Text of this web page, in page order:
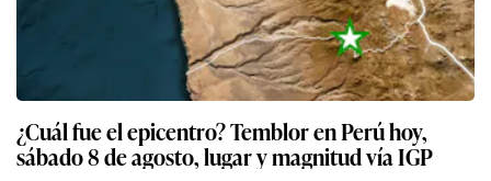
¿Cuál fue el epicentro? Temblor en Perú hoy,
sábado 8 de agosto, lugar y magnitud vía IGP